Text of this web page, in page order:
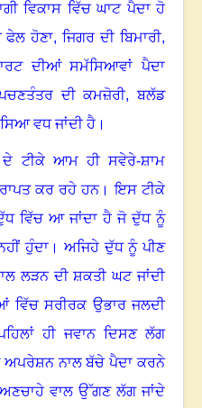
ਵਿਕਾਸ ਵਿੱਚ ਘਾਟ ਪੈਦਾ ਹੋ
ਫੇਲ ਹੋਣਾ, ਜਿਗਰ ਦੀ ਬਿਮਾਰੀ,
ਦੀਆਂ ਸਮੱਸਿਆਵਾਂ ਪੈਦਾ
ਦੀ ਕਮਜ਼ੋਰੀ, ਬਲੱਡ
ਵਧ ਜਾਂਦੀ ਹੈ ।
ਟੀਕੇ ਆਮ ਹੀ ਸਵੇਰੇ-ਸ਼ਾਮ
ਕਰ ਰਹੇ ਹਨ।ਇਸ ਟੀਕੇ
ਵਿੱਚ ਆ ਜਾਂਦਾ ਹੈ ਜੋ ਦੁੱਧ ਨੂੰ
ਹੁੰਦਾ । ਅਜਿਹੇ ਦੁੱਧ ਨੂੰ ਪੀਣ
ਲੜਨ ਦੀ ਸ਼ਕਤੀ ਘਟ ਜਾਂਦੀ
ਸਰੀਰਕ ਉਭਾਰ ਜਲਦੀ
ਹੀ ਜਵਾਨ ਦਿਸਣ ਲੱਗ
ਅਪਰੇਸ਼ਨ ਨਾਲ ਬੱਚੇ ਪੈਦਾ ਕਰਨੇ
ਵਾਲ ਉੱਗਣ ਲੱਗ ਜਾਂਦੇ